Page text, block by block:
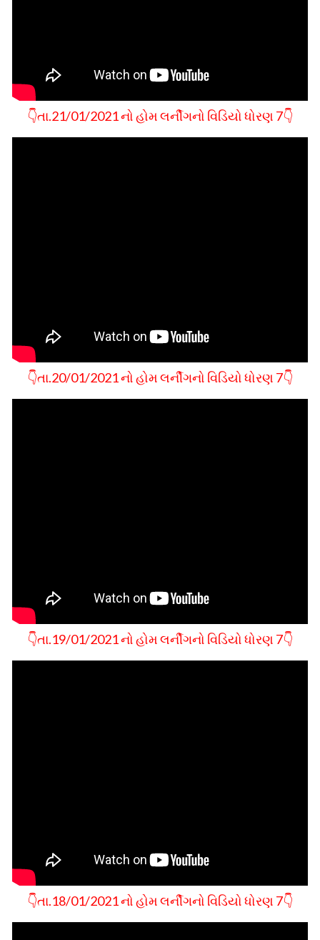
👇તા.21/01/2021 નો હોમ લર્નીગનો વિડિયો ધોરણ 7👇
👇તા.20/01/2021 નો હોમ લર્નીગનો વિડિયો ધોરણ 7👇
👇તા.19/01/2021 નો હોમ લર્નીગનો વિડિયો ધોરણ 7👇
👇તા.18/01/2021 નો હોમ લર્નીગનો વિડિયો ધોરણ 7👇